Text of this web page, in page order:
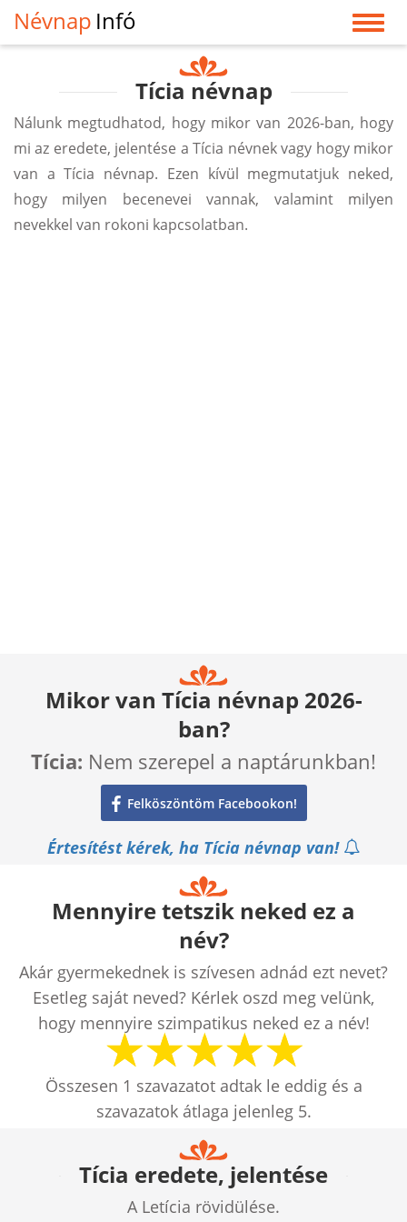
Névnap Infó
Tícia névnap
Nálunk megtudhatod, hogy mikor van 2026-ban, hogy
mi az eredete, jelentése a Tícia névnek vagy hogy mikor
van a Tícia névnap. Ezen kívül megmutatjuk neked,
hogy milyen becenevei vannak, valamint milyen
nevekkel van rokoni kapcsolatban.
Mikor van Tícia névnap 2026-
ban?
Tícia: Nem szerepel a naptárunkban!
Felköszöntöm Facebookon!
Értesítést kérek, ha Tícia névnap van!
Mennyire tetszik neked ez a
név?
Akár gyermekednek is szívesen adnád ezt nevet?
Esetleg saját neved? Kérlek oszd meg velünk,
hogy mennyire szimpatikus neked ez a név!
Összesen 1 szavazatot adtak le eddig és a
szavazatok átlaga jelenleg 5.
Tícia eredete, jelentése
A Letícia rövidülése.